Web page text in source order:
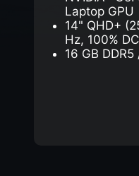
Laptop GPU
14" QHD+
Hz, 100%
16 GB